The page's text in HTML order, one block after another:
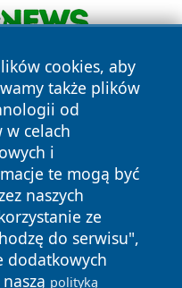
cookies, aby
także plików
od
w celach
i
te mogą być
naszych
ze
do serwisu",
dodatkowych
polityką
prawa zastrzeżone.
Polityka
Cookies